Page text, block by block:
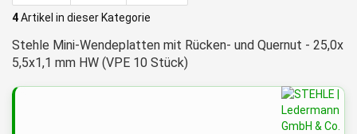
4Artikel in dieser Kategorie
Stehle Mini-Wendeplatten mit Rücken- und Quernut - 25,0x
5,5x1,1 mm HW (VPE 10 Stück)